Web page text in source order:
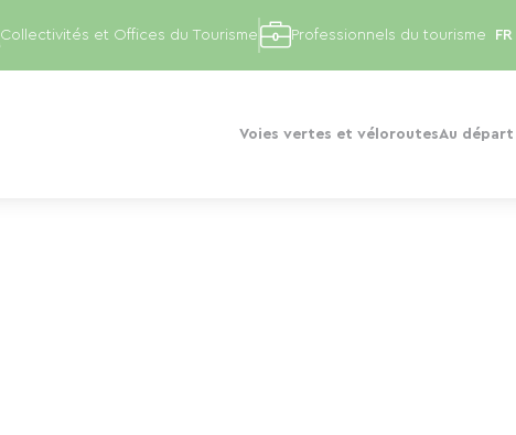
Voies vertes et véloroutesAu
Collectivités et Offices du Tourisme Professionnels du tourisme